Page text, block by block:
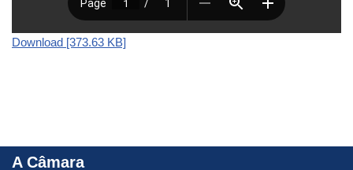
Download [373.63 KB]
A Câmara